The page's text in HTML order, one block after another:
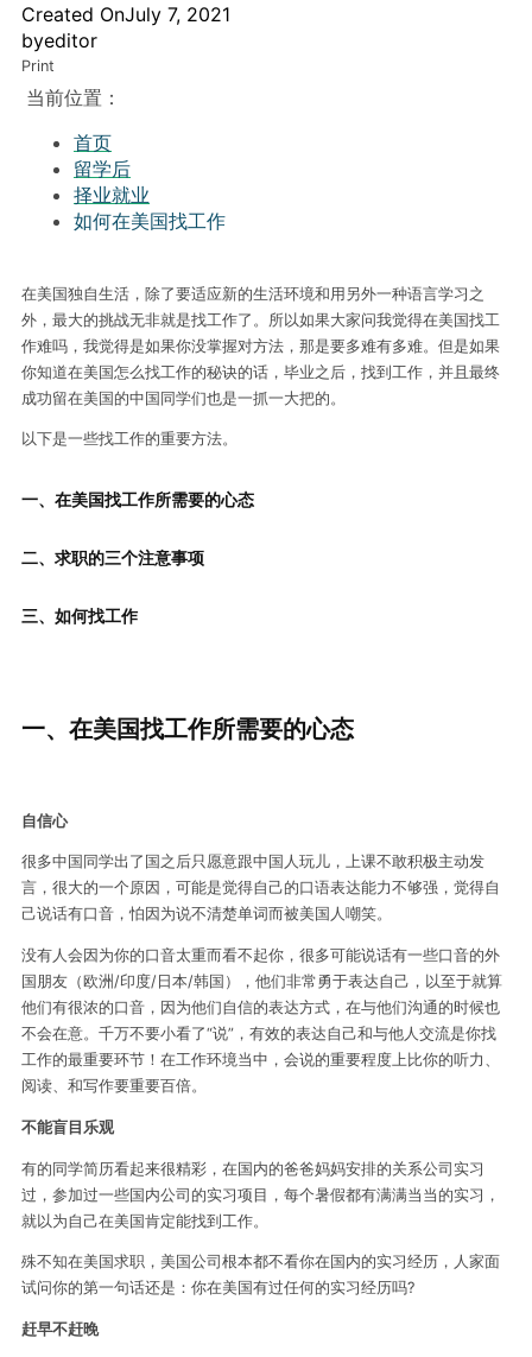
Created OnJuly 7, 2021
byeditor
Print
当前位置：
首页
留学后
择业就业
如何在美国找工作
在美国独自生活，除了要适应新的生活环境和用另外一种语言学习之
外，最大的挑战无非就是找工作了。所以如果大家问我觉得在美国找工
作难吗，我觉得是如果你没掌握对方法，那是要多难有多难。但是如果
你知道在美国怎么找工作的秘诀的话，毕业之后，找到工作，并且最终
成功留在美国的中国同学们也是一抓一大把的。
以下是一些找工作的重要方法。
一、在美国找工作所需要的心态
二、求职的三个注意事项
三、 如何找工作
一、在美国找工作所需要的心态
自信心
很多中国同学出了国之后只愿意跟中国人玩儿，上课不敢积极主动发
言，很大的一个原因，可能是觉得自己的口语表达能力不够强，觉得自
己说话有口音，怕因为说不清楚单词而被美国人嘲笑。
没有人会因为你的口音太重而看不起你，很多可能说话有一些口音的外
国朋友（欧洲/印度/日本/韩国），他们非常勇于表达自己，以至于就算
他们有很浓的口音，因为他们自信的表达方式，在与他们沟通的时候也
不会在意。千万不要小看了“说”，有效的表达自己和与他人交流是你找
工作的最重要环节！在工作环境当中，会说的重要程度上比你的听力、
阅读、和写作要重要百倍。
不能盲目乐观
有的同学简历看起来很精彩，在国内的爸爸妈妈安排的关系公司实习
过，参加过一些国内公司的实习项目，每个暑假都有满满当当的实习，
就以为自己在美国肯定能找到工作。
殊不知在美国求职，美国公司根本都不看你在国内的实习经历，人家面
试问你的第一句话还是：你在美国有过任何的实习经历吗?
赶早不赶晚